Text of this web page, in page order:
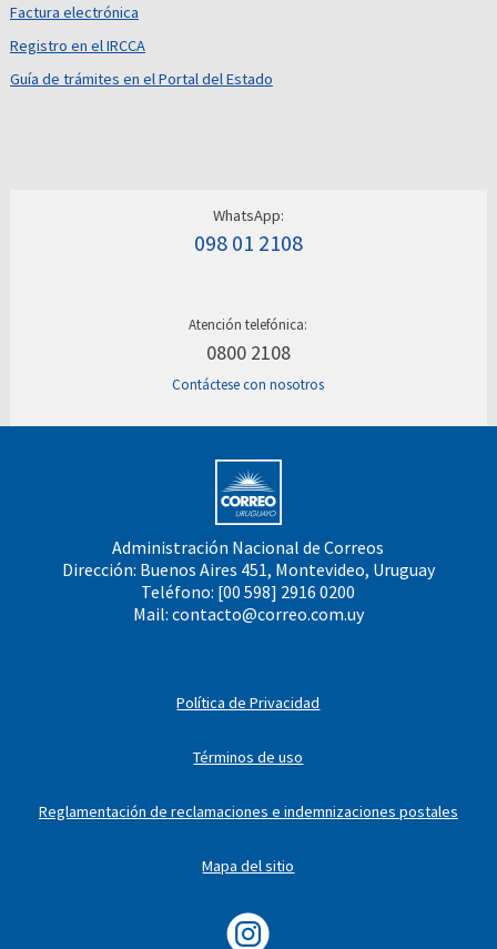
Factura electrónica
Registro en el IRCCA
Guía de trámites en el Portal del Estado
WhatsApp:
098 01 2108
Atención telefónica:
0800 2108
Contáctese con nosotros
Administración Nacional de Correos
Dirección: Buenos Aires 451, Montevideo, Uruguay
Teléfono: [00 598] 2916 0200
Mail: contacto@correo.com.uy
Política de Privacidad
Términos de uso
Reglamentación de reclamaciones e indemnizaciones postales
Mapa del sitio